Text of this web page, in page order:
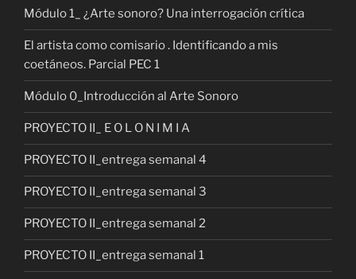
Módulo 1_ ¿Arte sonoro? Una interrogación crítica
El artista como comisario . Identificando a mis
coetáneos. Parcial PEC 1
Módulo 0_Introducción al Arte Sonoro
PROYECTO II_ E O L O N I M I A
PROYECTO II_entrega semanal 4
PROYECTO II_entrega semanal 3
PROYECTO II_entrega semanal 2
PROYECTO II_entrega semanal 1